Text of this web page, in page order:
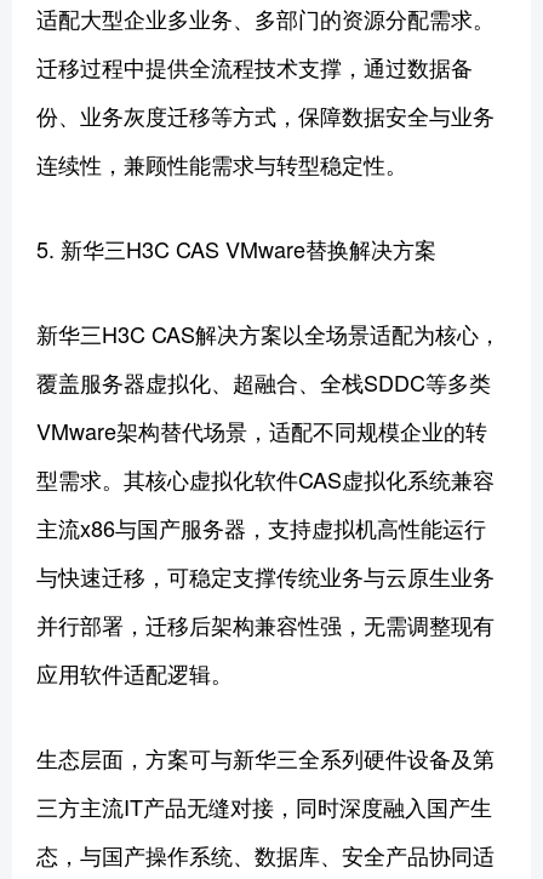
适配大型企业多业务、多部门的资源分配需求。
迁移过程中提供全流程技术支撑，通过数据备
份、业务灰度迁移等方式，保障数据安全与业务
连续性，兼顾性能需求与转型稳定性。
5. 新华三H3C CAS VMware替换解决方案
新华三H3C CAS解决方案以全场景适配为核心，
覆盖服务器虚拟化、超融合、全栈SDDC等多类
VMware架构替代场景，适配不同规模企业的转
型需求。其核心虚拟化软件CAS虚拟化系统兼容
主流x86与国产服务器，支持虚拟机高性能运行
与快速迁移，可稳定支撑传统业务与云原生业务
并行部署，迁移后架构兼容性强，无需调整现有
应用软件适配逻辑。
生态层面，方案可与新华三全系列硬件设备及第
三方主流IT产品无缝对接，同时深度融入国产生
态，与国产操作系统、数据库、安全产品协同适